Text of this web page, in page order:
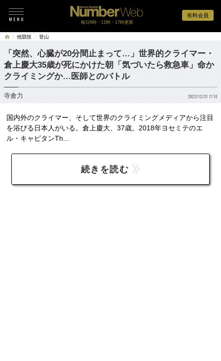
有料会員
毎日6時・11時・17時更新
他競技 登山
「突然、心臓が20分間止まって…」世界的クライマー・
倉上慶大35歳が死にかけた朝「気づいたら救急車」命か
クライミングか…医師とのバトル
寺倉力 2022/12/31 17:10
国内外のクライマー、そして世界のクライミングメディアから注目
を浴びる日本人がいる。倉上慶大、37歳。2018年ヨセミテのエ
ル・キャピタンTh...
続きを読む